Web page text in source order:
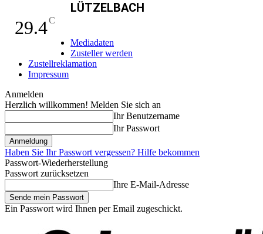
29.4C
LÜTZELBACH
Mediadaten
Zusteller werden
Zustellreklamation
Impressum
Anmelden
Herzlich willkommen! Melden Sie sich an
Ihr Benutzername
Ihr Passwort
Haben Sie Ihr Passwort vergessen? Hilfe bekommen
Passwort-Wiederherstellung
Passwort zurücksetzen
Ihre E-Mail-Adresse
Ein Passwort wird Ihnen per Email zugeschickt.